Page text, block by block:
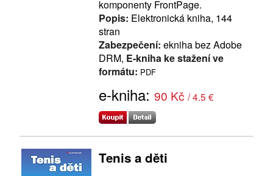
komponenty FrontPage.
Popis: Elektronická kniha, 144
stran
Zabezpečení: ekniha bez Adobe
DRM, E-kniha ke stažení ve
formátu: PDF
e-kniha: 90 Kč / 4.5 €
Tenis a děti